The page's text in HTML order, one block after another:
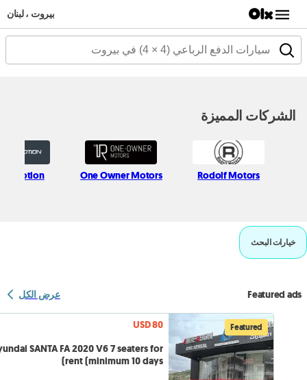
بيروت ، لبنان
الشركات المميزة
Rodolf Motors
One Owner Motors
in Motion
خيارات البحث
Featured ads عرض الكل
Featured
USD 80
SANTA FA 2020 V6 7 seaters for
rent (minimum 10 days)